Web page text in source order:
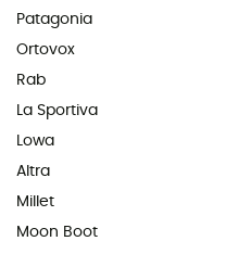
Patagonia
Ortovox
Rab
La Sportiva
Lowa
Altra
Millet
Moon Boot